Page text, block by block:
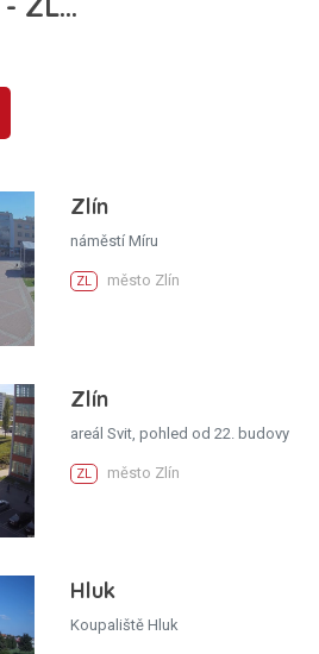
Zlín
náměstí Míru
ZL město Zlín
Zlín
areál Svit, pohled od 22. budovy
ZL město Zlín
Hluk
Koupaliště Hluk